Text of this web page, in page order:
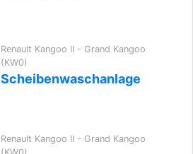
Renault Kangoo II - Grand Kangoo
(KW0)
Scheibenwaschanlage
Renault Kangoo II - Grand Kangoo